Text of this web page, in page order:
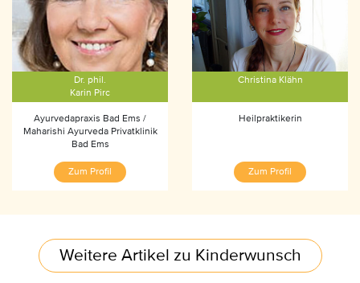
Dr. phil.
Karin Pirc
Ayurvedapraxis Bad Ems /
Maharishi Ayurveda Privatklinik
Bad Ems
Zum Profil
Christina Klähn
Heilpraktikerin
Zum Profil
Weitere Artikel zu Kinderwunsch